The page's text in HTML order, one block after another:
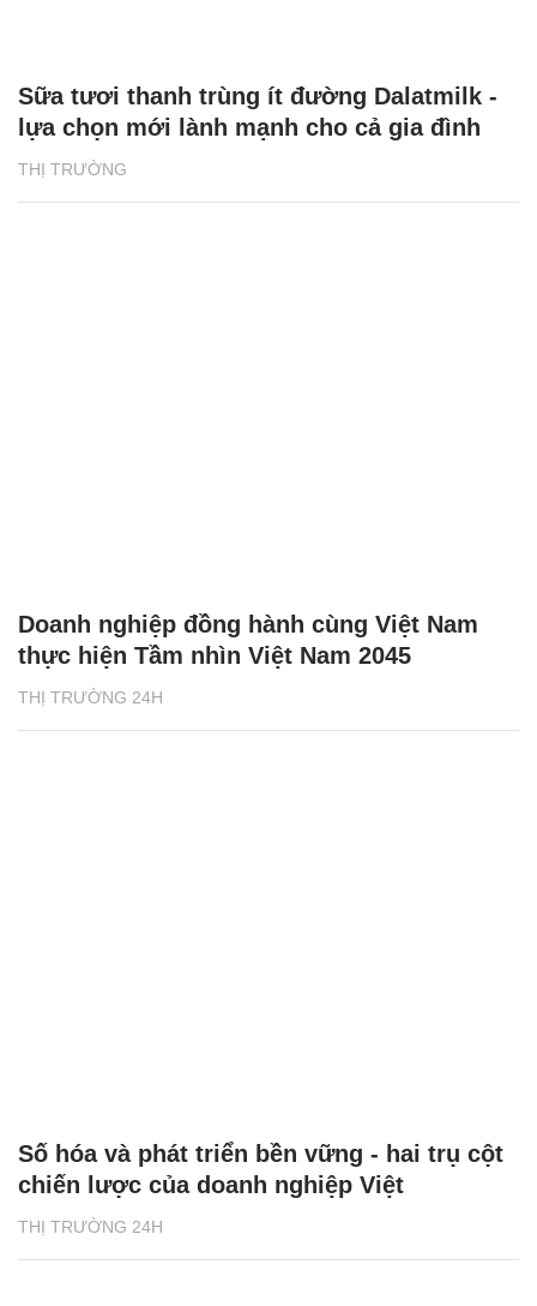
THỊ TRƯỜNG
Sữa tươi thanh trùng ít đường Dalatmilk -
lựa chọn mới lành mạnh cho cả gia đình
THỊ TRƯỜNG 24H
Doanh nghiệp đồng hành cùng Việt Nam
thực hiện Tầm nhìn Việt Nam 2045
THỊ TRƯỜNG 24H
Số hóa và phát triển bền vững - hai trụ cột
chiến lược của doanh nghiệp Việt